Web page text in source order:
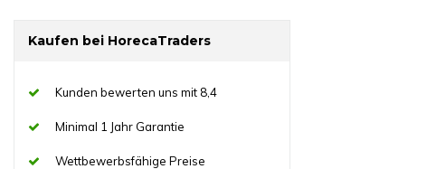
Kaufen bei HorecaTraders
Kunden bewerten uns mit 8,4
Minimal 1 Jahr Garantie
Wettbewerbsfähige Preise